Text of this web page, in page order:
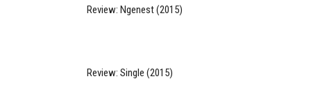
Review: Ngenest (2015)
Review: Single (2015)